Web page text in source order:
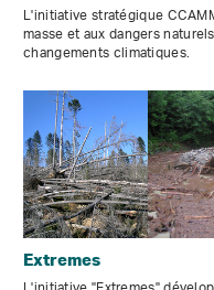
L'initiative stratégique
masse et aux dangers
changements climatiques.
Extremes